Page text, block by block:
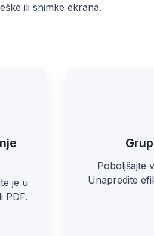
ili snimke ekrana.
je u
PDF.
Poboljšajte
Unapredite